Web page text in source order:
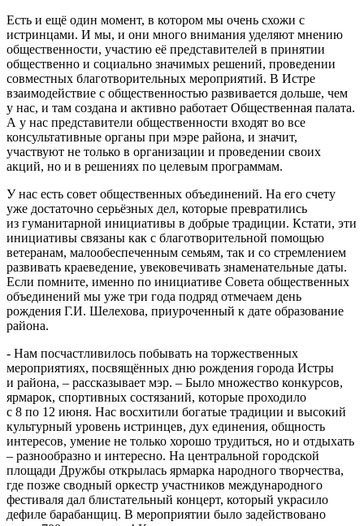
Есть и ещё один момент, в котором мы очень схожи с
истринцами. И мы, и они много внимания уделяют мнению
общественности, участию её представителей в принятии
общественно и социально значимых решений, проведении
совместных благотворительных мероприятий. В Истре
взаимодействие с общественностью развивается дольше, чем
у нас, и там создана и активно работает Общественная палата.
А у нас представители общественности входят во все
консультативные органы при мэре района, и значит,
участвуют не только в организации и проведении своих
акций, но и в решениях по целевым программам.
У нас есть совет общественных объединений. На его счету
уже достаточно серьёзных дел, которые превратились
из гуманитарной инициативы в добрые традиции. Кстати, эти
инициативы связаны как с благотворительной помощью
ветеранам, малообеспеченным семьям, так и со стремлением
развивать краеведение, увековечивать знаменательные даты.
Если помните, именно по инициативе Совета общественных
объединений мы уже три года подряд отмечаем день
рождения Г.И. Шелехова, приуроченный к дате образование
района.
- Нам посчастливилось побывать на торжественных
мероприятиях, посвящённых дню рождения города Истры
и района, – рассказывает мэр. – Было множество конкурсов,
ярмарок, спортивных состязаний, которые проходило
с 8 по 12 июня. Нас восхитили богатые традиции и высокий
культурный уровень истринцев, дух единения, общность
интересов, умение не только хорошо трудиться, но и отдыхать
– разнообразно и интересно. На центральной городской
площади Дружбы открылась ярмарка народного творчества,
где позже сводный оркестр участников международного
фестиваля дал блистательный концерт, который украсило
дефиле барабанщиц. В мероприятии было задействовано